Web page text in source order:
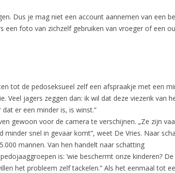
Dus je mag niet een account aannemen van een
foto van zichzelf gebruiken van vroeger of een
tot de pedoseksueel zelf een afspraakje met een
Veel jagers zeggen dan: ik wil dat deze viezerik van
er een minder is, is winst.”
gewoon voor de camera te verschijnen. „Ze zijn
snel in gevaar komt”, weet De Vries. Naar
mannen. Van hen handelt naar schatting
is: ’wie beschermt onze kinderen?
het probleem zelf tackelen.” Als het eenmaal tot